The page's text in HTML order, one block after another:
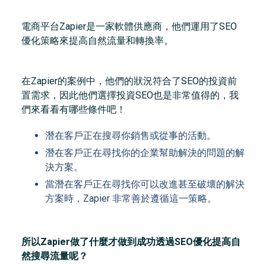
電商平台Zapier是一家軟體供應商，他們運用了SEO
優化策略來提高自然流量和轉換率。
在Zapier的案例中，他們的狀況符合了SEO的投資前
置需求，因此他們選擇投資SEO也是非常值得的，我
們來看看有哪些條件吧！
潛在客戶正在搜尋你銷售或從事的活動。
潛在客戶正在尋找你的企業幫助解決的問題的解
決方案。
當潛在客戶正在尋找你可以改進甚至破壞的解決
方案時，Zapier 非常善於遵循這一策略。
所以Zapier做了什麼才做到成功透過SEO優化提高自
然搜尋流量呢？